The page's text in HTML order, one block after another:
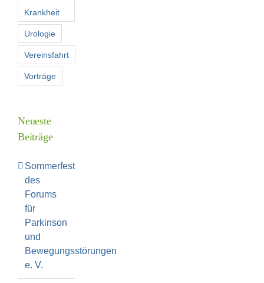
Krankheit
Urologie
Vereinsfahrt
Vorträge
Neueste
Beiträge
Sommerfest
des
Forums
für
Parkinson
und
Bewegungsstörungen
e. V.